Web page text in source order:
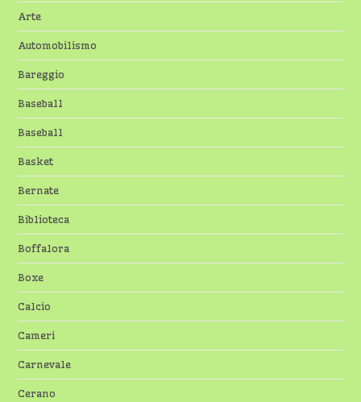
Arte
Automobilismo
Bareggio
Baseball
Baseball
Basket
Bernate
Biblioteca
Boffalora
Boxe
Calcio
Cameri
Carnevale
Cerano